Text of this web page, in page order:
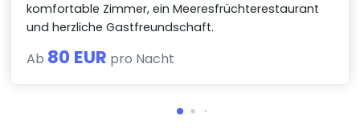
komfortable Zimmer, ein Meeresfrüchterestaurant
und herzliche Gastfreundschaft.
Ab 80 EUR pro Nacht